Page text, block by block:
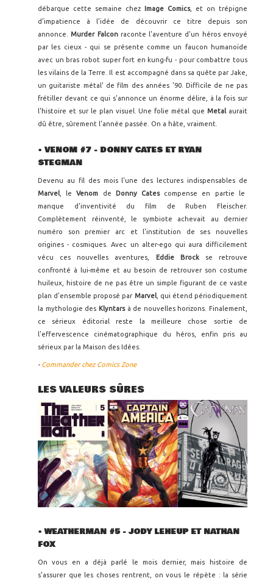
débarque cette semaine chez Image Comics, et on trépigne
d'impatience à l'idée de découvrir ce titre depuis son
annonce.Murder Falconraconte l'aventure d'un héros envoyé
par les cieux - qui se présente comme un faucon humanoïde
avec un bras robot super fort en kung-fu - pour combattre tous
les vilains de la Terre. Il est accompagné dans sa quête par Jake,
un guitariste métal' de film des années '90. Difficile de ne pas
frétiller devant ce qui s'annonce un énorme délire, à la fois sur
l'histoire et sur le plan visuel. Une folie métal queMetal aurait
dû être, sûrement l'année passée. On a hâte, vraiment.
• VENOM #7 - DONNY CATES ET RYAN
STEGMAN
Devenu au fil des mois l'une des lectures indispensables de
Marvel , le Venom de Donny Catescompense en partie le
manque d'inventivité du film de Ruben Fleischer.
Complètement réinventé, le symbiote achevait au dernier
numéro son premier arc et l'institution de ses nouvelles
origines - cosmiques. Avec un alter-ego qui aura difficilement
vécu ces nouvelles aventures,
Eddie Brockse retrouve
confronté à lui-même et au besoin de retrouver son costume
huileux, histoire de ne pas être un simple figurant de ce vaste
plan d'ensemble proposé par Marvel, qui étend périodiquement
la mythologie des Klyntarsà de nouvelles horizons. Finalement,
ce sérieux éditorial reste la meilleure chose sortie de
l'effervescence cinématographique du héros, enfin pris au
sérieux par la Maison des Idées.
- Commander chez Comics Zone
LES VALEURS SÛRES
• WEATHERMAN #5- JODY LEHEUP ET NATHAN
FOX
On vous en a déjà parlé le mois dernier, mais histoire de
s'assurer que les choses rentrent, on vous le répète : la série